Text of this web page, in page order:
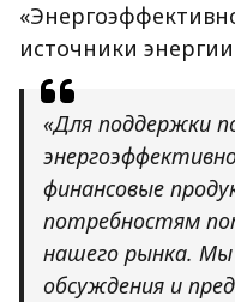
источники
«Для поддержки
финансовые
потребностям
нашего рынка. Мы
обсуждения и